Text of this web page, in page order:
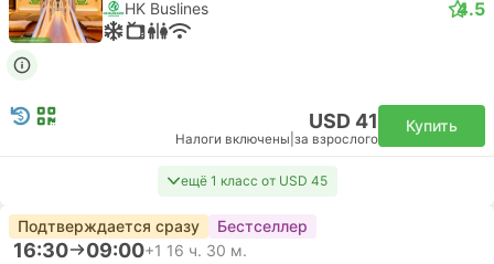
HK Buslines 4.5
USD 41
Налоги включены за взрослого
Купить
ещё 1 класс от USD 45
Подтверждается сразу Бестселлер
16:30 09:00+1 16 ч. 30 м.